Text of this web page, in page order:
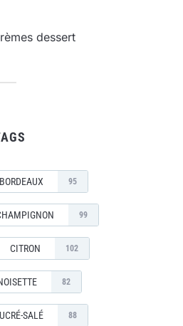
dessert
BORDEAUX 95
99
CITRON 102
82
SALÉ 88